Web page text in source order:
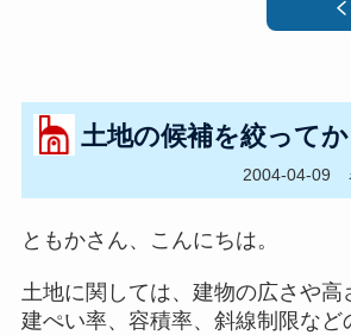
土地の候補を絞って
2004-04-09
ともかさん、こんにちは。
土地に関しては、建物の広さや高
建ぺい率、容積率、斜線制限など